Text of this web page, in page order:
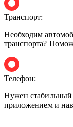
Транспорт:
Необходим
транспорта?
Телефон:
Нужен стабильный
приложением и